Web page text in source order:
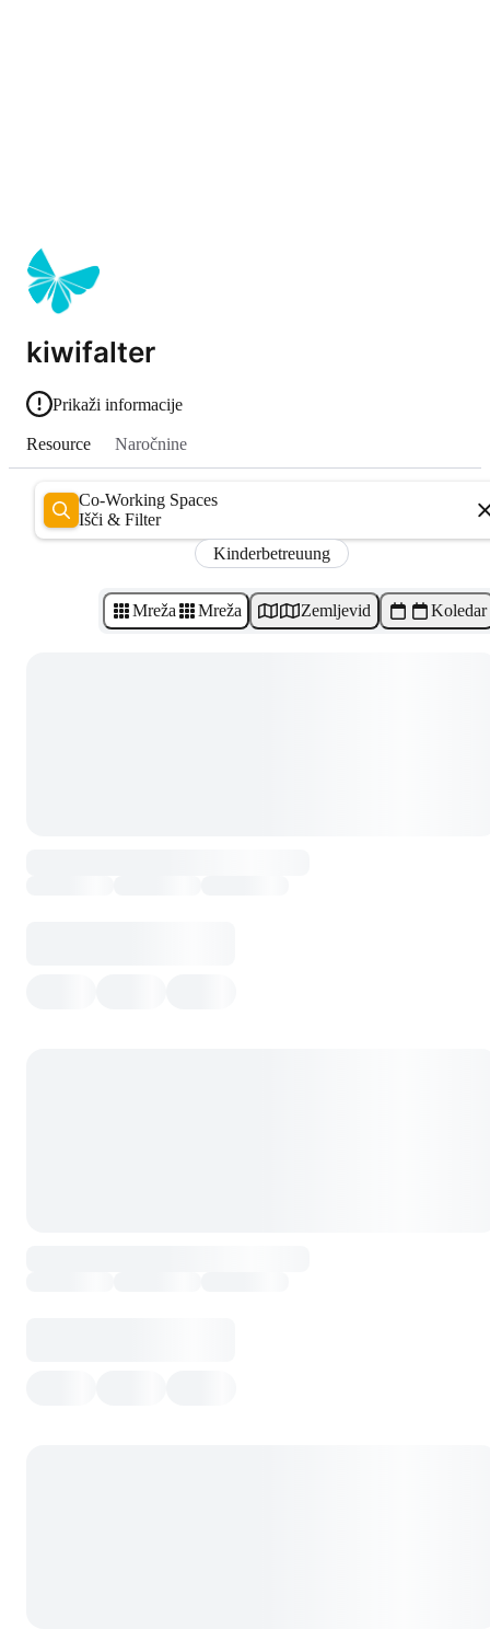
kiwifalter
Prikaži informacije
Resource Naročnine
Co-Working Spaces
Išči & Filter
Kinderbetreuung
Mreža Mreža Zemljevid Koledar